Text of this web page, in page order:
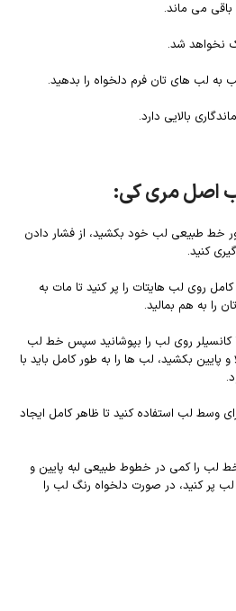
می ماند.
نخواهد شد.
به لب های تان فرم دلخواه را بدهید.
بالایی دارد.
اصل مری کی:
خط طبیعی لب خود بکشید، از فشار دادن
کنید.
روی لب هایتات را پر کنید تا مات به
را به هم بمالید.
کانسیلر روی لب را بپوشانید سپس خط لب
پایین بکشید، لب ها را به طور کامل باید با
وسط لب استفاده کنید تا ظاهر کامل ایجاد
خط لب را کمی در خطوط طبیعی لبه پایین و
پر کنید، در صورت دلخواه رنگ لب را